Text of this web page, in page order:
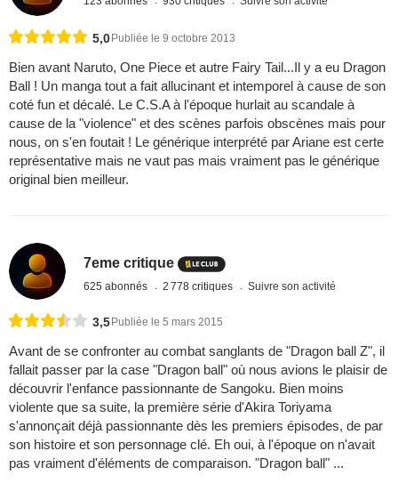
5,0 Publiée le 9 octobre 2013
Bien avant Naruto, One Piece et autre Fairy Tail...Il y a eu Dragon
Ball ! Un manga tout a fait allucinant et intemporel à cause de son
coté fun et décalé. Le C.S.A à l'époque hurlait au scandale à
cause de la "violence" et des scènes parfois obscènes mais pour
nous, on s'en foutait ! Le générique interprété par Ariane est certe
représentative mais ne vaut pas mais vraiment pas le générique
original bien meilleur.
7eme critique
625 abonnés 2 778 critiques Suivre son activité
3,5 Publiée le 5 mars 2015
Avant de se confronter au combat sanglants de "Dragon ball Z", il
fallait passer par la case "Dragon ball" où nous avions le plaisir de
découvrir l'enfance passionnante de Sangoku. Bien moins
violente que sa suite, la première série d'Akira Toriyama
s'annonçait déjà passionnante dès les premiers épisodes, de par
son histoire et son personnage clé. Eh oui, à l'époque on n'avait
pas vraiment d'éléments de comparaison. "Dragon ball" ...